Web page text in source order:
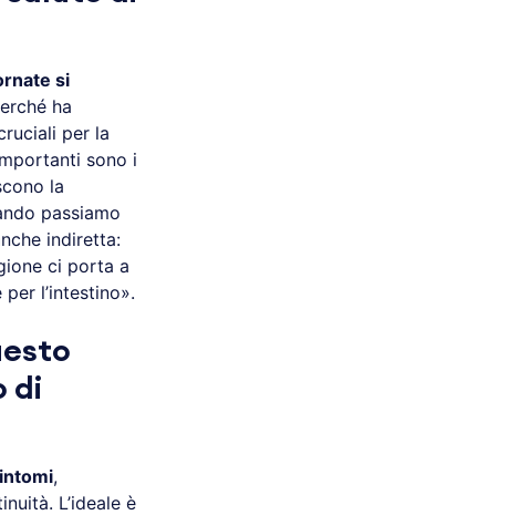
si
ha
per la
sono i
la
passiamo
indiretta:
ci porta a
l’intestino».
di
,
L’ideale è